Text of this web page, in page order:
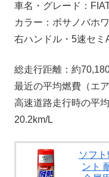
車名・グレード：
カラー：ボサノバホ
右ハンドル・5速セミ
総走行距離：約
最近の平均燃費（エ
高速道路走行時の平
20.2km/L
ソフ
ント